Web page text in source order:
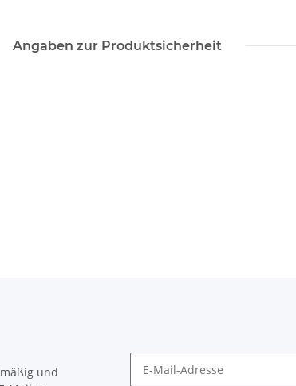
Angaben zur Produktsicherheit
und